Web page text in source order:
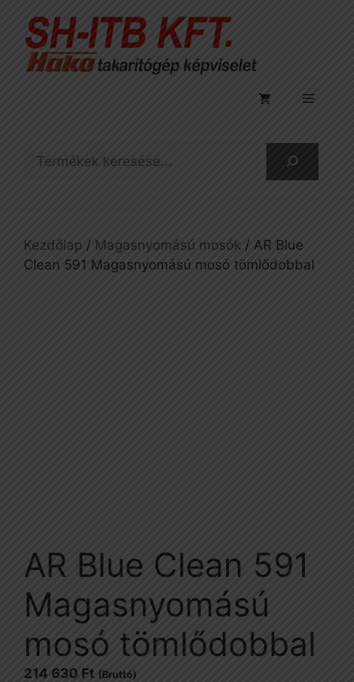
tartalomba
Menü
Kezdőlap / Magasnyomású mosók / AR Blue
Clean 591 Magasnyomású mosó tömlődobbal
AR Blue Clean 591
Magasnyomású
mosó tömlődobbal
214 630 Ft (Bruttó)